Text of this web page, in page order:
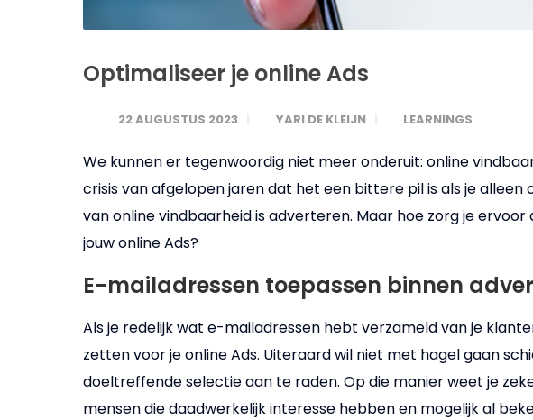
Optimaliseer je online Ads
22 AUGUSTUS 2023 YARI DE KLEIJN LEARNINGS
We kunnen er tegenwoordig niet meer onderuit: online
crisis van afgelopen jaren dat het een bittere pil is als je
van online vindbaarheid is adverteren. Maar hoe zorg je
jouw online Ads?
E-mailadressen toepassen binnen
Als je redelijk wat e-mailadressen hebt verzameld van je
zetten voor je online Ads. Uiteraard wil niet met hagel gaan
doeltreffende selectie aan te raden. Op die manier weet je
mensen die daadwerkelijk interesse hebben en mogelijk al